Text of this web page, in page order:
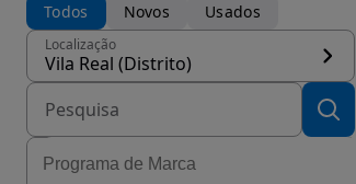
Todos
Novos Usados
Localização
Vila Real (Distrito)